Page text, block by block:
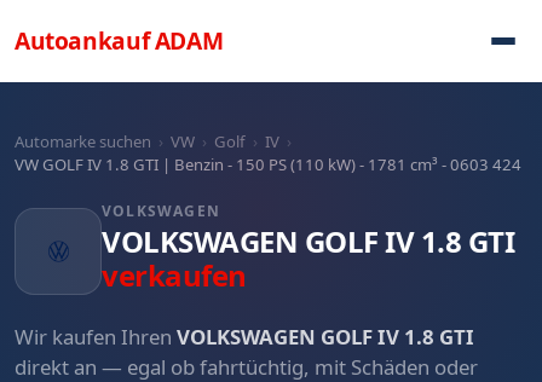
AutoankaufADAM
Automarke suchen › VW › Golf › IV ›
VW GOLF IV 1.8 GTI | Benzin - 150 PS (110 kW) - 1781 cm³ - 0603 424
VOLKSWAGEN
VOLKSWAGEN GOLF IV 1.8 GTI
verkaufen
Wir kaufen Ihren VOLKSWAGEN GOLF IV 1.8 GTI
direkt an — egal ob fahrtüchtig, mit Schäden oder